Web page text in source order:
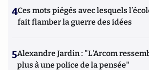
4Ces mots piégés avec lesquels
fait flamber la guerre des idées
5Alexandre Jardin : "L'Arcom
plus à une police de la pensée"